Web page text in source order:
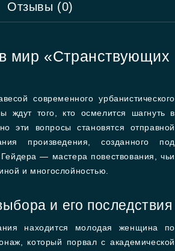
Отзывы (0)
мир «Странствующих
современного урбанистического
ждут того, кто осмелится шагнуть в
эти вопросы становятся отправной
произведения, созданного под
— мастера повествования, чьи
и многослойностью.
и его последствия
находится молодая женщина по
который порвал с академической